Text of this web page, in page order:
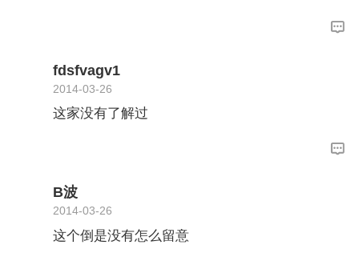
fdsfvagv1
2014-03-26
这家没有了解过
B波
2014-03-26
这个倒是没有怎么留意